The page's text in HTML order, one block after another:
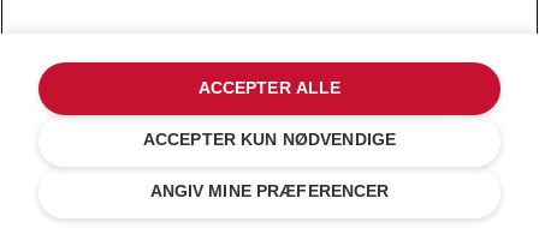
kr 1.912,00 Besparelserkr 478,00
ANGIV MINE PRÆFERENCER
ACCEPTER KUN NØDVENDIGE
ACCEPTER ALLE